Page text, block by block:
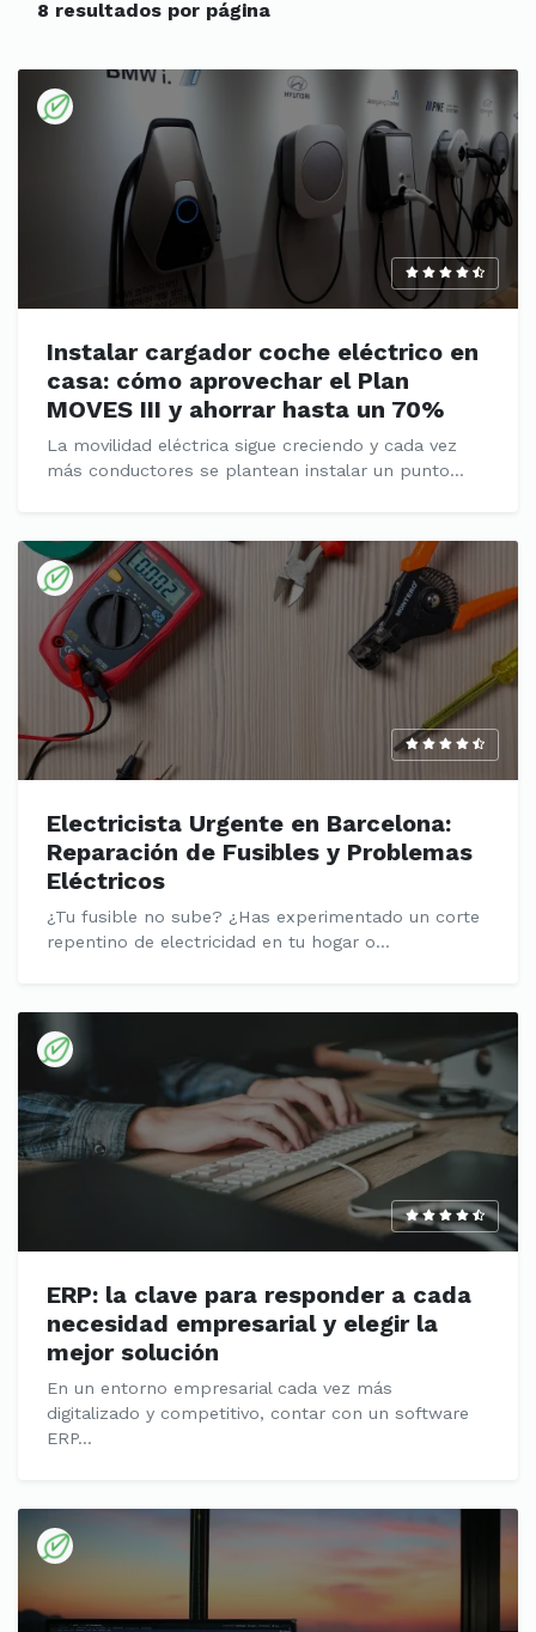
8 resultados por página
Instalar cargador coche eléctrico en
casa: cómo aprovechar el Plan
MOVES III y ahorrar hasta un 70%
La movilidad eléctrica sigue creciendo y cada vez
más conductores se plantean instalar un punto...
Electricista Urgente en Barcelona:
Reparación de Fusibles y Problemas
Eléctricos
¿Tu fusible no sube? ¿Has experimentado un corte
repentino de electricidad en tu hogar o...
ERP: la clave para responder a cada
necesidad empresarial y elegir la
mejor solución
En un entorno empresarial cada vez más
digitalizado y competitivo, contar con un software
ERP...